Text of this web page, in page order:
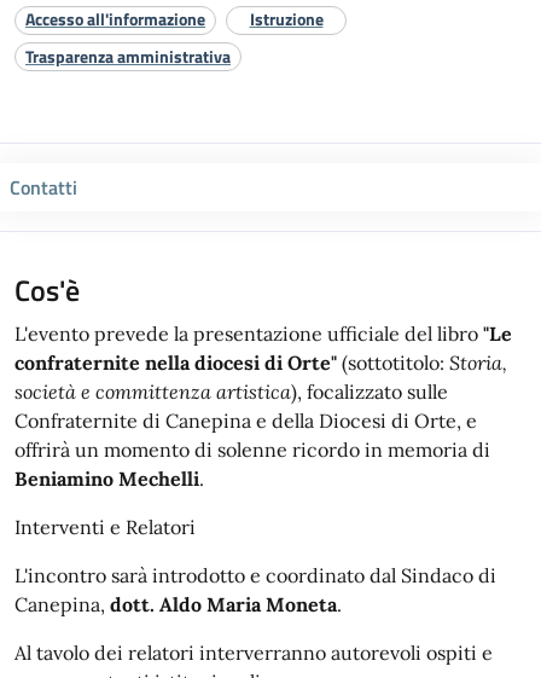
Accesso all'informazione
Istruzione
Trasparenza amministrativa
Contatti
Cos'è
L'evento prevede la presentazione ufficiale del libro "Le
confraternite nella diocesi di Orte" (sottotitolo: Storia,
società e committenza artistica), focalizzato sulle
Confraternite di Canepina e della Diocesi di Orte, e
offrirà un momento di solenne ricordo in memoria di
Beniamino Mechelli.
Interventi e Relatori
L'incontro sarà introdotto e coordinato dal Sindaco di
Canepina, dott. Aldo Maria Moneta.
Al tavolo dei relatori interverranno autorevoli ospiti e